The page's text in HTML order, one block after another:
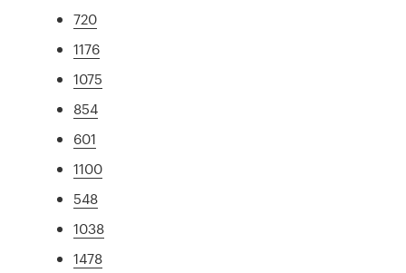
720
1176
1075
854
601
1100
548
1038
1478